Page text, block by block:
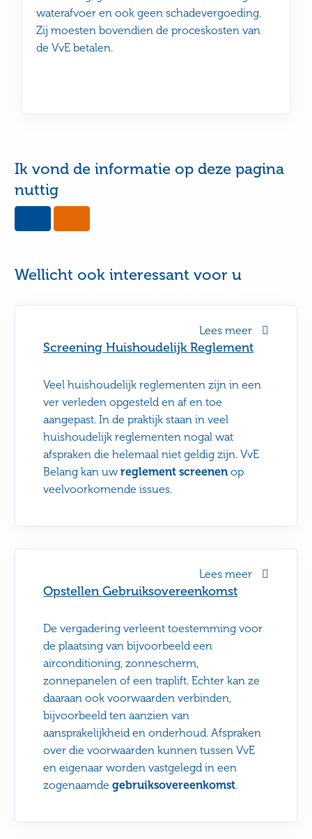
waterafvoer en ook geen schadevergoeding.
Zij moesten bovendien de proceskosten van
de VvE betalen.
Ik vond de informatie op deze pagina
nuttig
this
this
useful
Wellicht ook interessant voor u
Opstellen Gebruiksovereenkomst
De vergadering verleent toestemming voor
de plaatsing van bijvoorbeeld een
airconditioning, zonnescherm,
zonnepanelen of een traplift. Echter kan ze
daaraan ook voorwaarden verbinden,
bijvoorbeeld ten aanzien van
aansprakelijkheid en onderhoud. Afspraken
over die voorwaarden kunnen tussen VvE
en eigenaar worden vastgelegd in een
zogenaamdegebruiksovereenkomst.
Lees meer
Screening Huishoudelijk Reglement
Veel huishoudelijk reglementen zijn in een
ver verleden opgesteld en af en toe
aangepast. In de praktijk staan in veel
huishoudelijk reglementen nogal wat
afspraken die helemaal niet geldig zijn. VvE
Belang kan uwreglement screenen op
veelvoorkomende issues.
Lees meer